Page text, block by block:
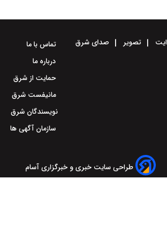
تصویر صدای شرق
تماس با ما
درباره ما
حمایت از شرق
مانیفست شرق
نویسندگان شرق
سازمان آگهی ها
طراحی سایت خبری و خبرگزاری آسام